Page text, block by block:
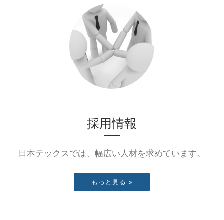
採用情報
日本テックスでは、幅広い人材を求めています。
もっと見る »